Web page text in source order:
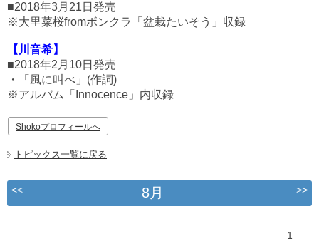
■2018年3月21日発売
※大里菜桜fromボンクラ「盆栽たいそう」収録
【川音希】
■2018年2月10日発売
・「風に叫べ」(作詞)
※アルバム「Innocence」内収録
Shokoプロフィールへ
トピックス一覧に戻る
<< 8月 >>
1